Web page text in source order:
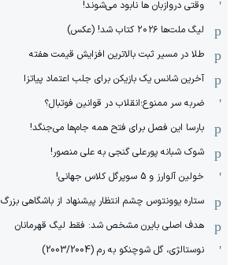
وقتی دروازبان ها نابود می‌شوند!
لیگ ملت‌ها ٢٠٢۶ کتاب شد! (عکس)
طلا در مسیر ثبت بالاترین افزایش قیمت هفته
آخرین شانس یک بازیکن برای جلب اعتماد پیاتزا
ضربه سر ممنوع؛انقلاب در قوانین فوتبال؟
بارسا این فصل برای فتح همه جام‌ها می‌جنگد!
شوک شبانه پورعلی گنجی به علی منصور!
خولین آلوارز و 5 سوپرگل کلاس جهانی!
ستاره یوونتوس چشم انتظار پیشنهاد از باشگاهی بزرگ
هدف اصلی بایرن مشخص شد: فقط لیگ قهرمانان
نوستالژی، گل شوچنکو به رم (2003/2004)